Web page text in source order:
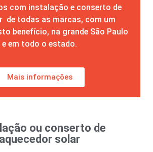
com instalação e conserto de
de todas as marcas, com um
benefício, na grande São Paulo
e em todo o estado.
Mais informações
ou conserto de
aquecedor solar